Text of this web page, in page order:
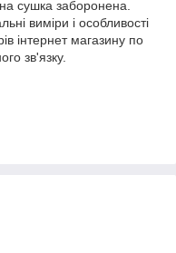
сушка заборонена.
виміри і особливості
інтернет магазину по
зв'язку.